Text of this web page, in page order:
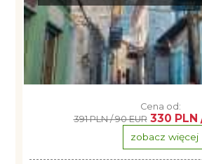
Cena od:
391 PLN / 90 EUR 330 PLN
zobacz więcej